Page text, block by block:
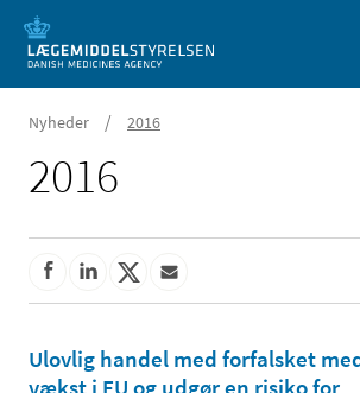
Nyheder / 2016
2016
Ulovlig handel med forfalsket